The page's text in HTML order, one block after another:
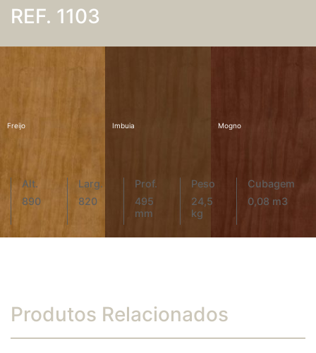
REF. 1103
Freijo Imbuia Mogno
Alt.
890
Larg.
820
Prof.
495
mm
Peso
24,5
kg
Cubagem
0,08 m3
Produtos Relacionados